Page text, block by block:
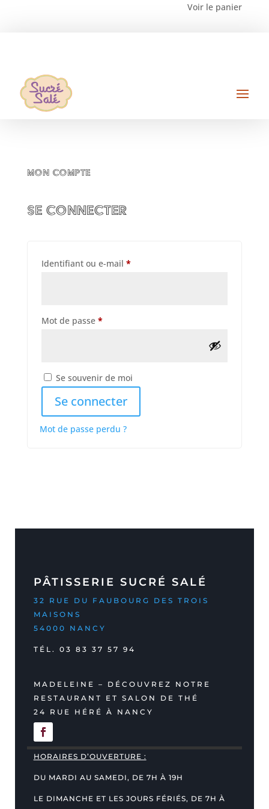
Voir le panier
Mon compte
Se connecter
Identifiant ou e-mail *Obligatoire
Mot de passe *Obligatoire
Se souvenir de moi
Se connecter
Mot de passe perdu ?
PÂTISSERIE SUCRÉ SALÉ
32 RUE DU FAUBOURG DES TROIS
MAISONS
54000 NANCY
TÉL. 03 83 37 57 94
MADELEINE – DÉCOUVREZ NOTRE
RESTAURANT ET SALON DE THÉ
24 RUE HÉRÉ À NANCY
HORAIRES D’OUVERTURE :
DU MARDI AU SAMEDI, DE 7H À 19H
LE DIMANCHE ET LES JOURS FÉRIÉS, DE 7H À